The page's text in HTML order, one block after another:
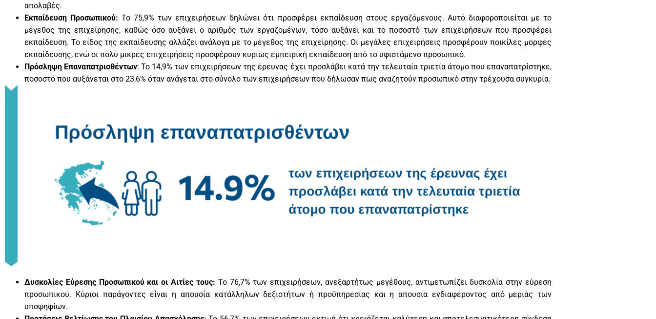
απολαβές.
Εκπαίδευση Προσωπικού: Το 75,9% των επιχειρήσεων δηλώνει ότι προσφέρει εκπαίδευση στους εργαζόμενους. Αυτό διαφοροποιείται με το
μέγεθος της επιχείρησης, καθώς όσο αυξάνει ο αριθμός των εργαζομένων, τόσο αυξάνει και το ποσοστό των επιχειρήσεων που προσφέρει
εκπαίδευση. Το είδος της εκπαίδευσης αλλάζει ανάλογα με το μέγεθος της επιχείρησης. Οι μεγάλες επιχειρήσεις προσφέρουν ποικίλες μορφές
εκπαίδευσης, ενώ οι πολύ μικρές επιχειρήσεις προσφέρουν κυρίως εμπειρική εκπαίδευση από το υφιστάμενο προσωπικό.
Πρόσληψη Επαναπατρισθέντων: Το 14,9% των επιχειρήσεων της έρευνας έχει προσλάβει κατά την τελευταία τριετία άτομο που επαναπατρίστηκε,
ποσοστό που αυξάνεται στο 23,6% όταν ανάγεται στο σύνολο των επιχειρήσεων που δήλωσαν πως αναζητούν προσωπικό στην τρέχουσα συγκυρία.
Δυσκολίες Εύρεσης Προσωπικού και οι Αιτίες τους: Το 76,7% των επιχειρήσεων, ανεξαρτήτως μεγέθους, αντιμετωπίζει δυσκολία στην εύρεση
προσωπικού. Κύριοι παράγοντες είναι η απουσία κατάλληλων δεξιοτήτων ή προϋπηρεσίας και η απουσία ενδιαφέροντος από μεριάς των
υποψηφίων.